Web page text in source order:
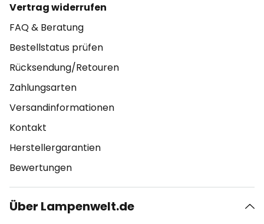
Vertrag widerrufen
FAQ & Beratung
Bestellstatus prüfen
Rücksendung/Retouren
Zahlungsarten
Versandinformationen
Kontakt
Herstellergarantien
Bewertungen
Über Lampenwelt.de